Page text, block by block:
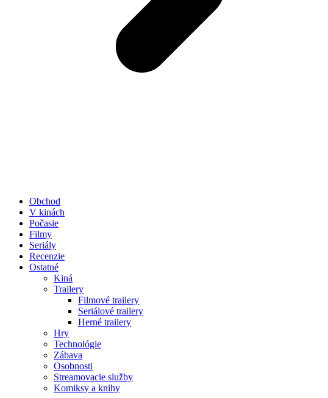
Obchod
V kinách
Počasie
Filmy
Seriály
Recenzie
Ostatné
Kiná
Trailery
Filmové trailery
Seriálové trailery
Herné trailery
Hry
Technológie
Zábava
Osobnosti
Streamovacie služby
Komiksy a knihy